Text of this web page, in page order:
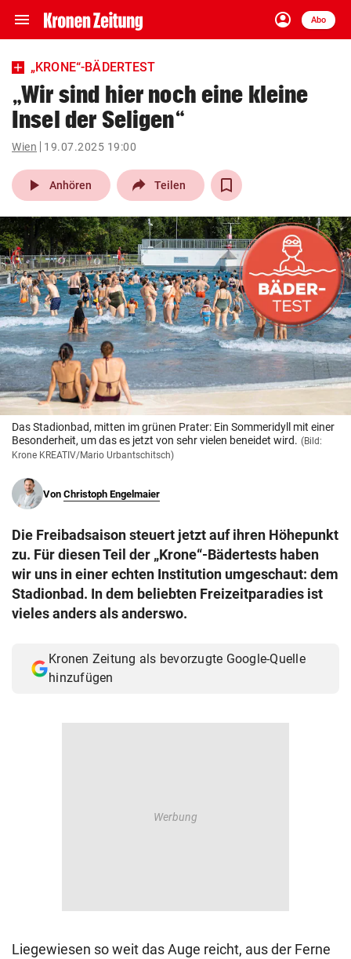
menu Navigation
ein-/ausklappen
account_circle
Anmelden
Abo
close Schließen
account_circle Anmelden
pin_drop
Wien arrow_right
bookmark
search
Suchbegriff
eingeben
© Krone Multimedia GmbH & Co KG 2026
Muthgasse 2, 1190 Wien
„KRONE“-BÄDERTEST
„Wir sind hier noch eine kleine
Insel der Seligen“
Wien 19.07.2025 19:00
play_arrow Anhören Teilen
Das Stadionbad, mitten im grünen Prater: Ein Sommeridyll mit einer
Besonderheit, um das es jetzt von sehr vielen beneidet wird. (Bild:
Krone KREATIV/Mario Urbantschitsch)
Von Christoph Engelmaier
Die Freibadsaison steuert jetzt auf ihren Höhepunkt
zu. Für diesen Teil der „Krone“-Bädertests haben
wir uns in einer echten Institution umgeschaut: dem
Stadionbad. In dem beliebten Freizeitparadies ist
vieles anders als anderswo.
Kronen Zeitung als bevorzugte Google-Quelle
hinzufügen
Liegewiesen so weit das Auge reicht, aus der Ferne